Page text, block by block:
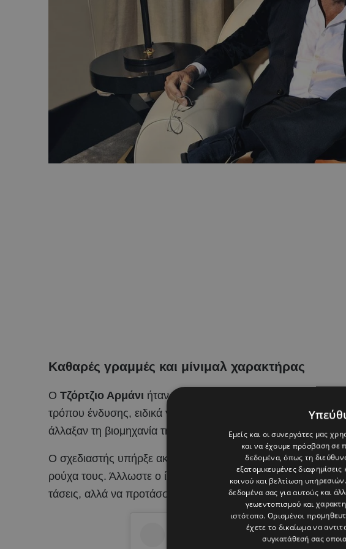
Καθαρές γραμμές και μίνιμαλ χαρακτήρας
Ο Τζόρτζιο Αρμάνι ήταν θρύλος της μόδας, σύμβολο του
τρόπου ένδυσης, ειδικά για τις γυναίκες. Τα ρούχα του, με
άλλαξαν τη βιομηχανία της μόδας.
Ο σχεδιαστής υπήρξε ακτιβιστής υπέρ του δικαιώματος των
ρούχα τους. Άλλωστε ο ίδιος είχε αναφέρει πολλές φορές,
τάσεις, αλλά να προτάσσει την έκφραση της
Εμείς και οι συνεργάτες μας
και να έχουμε πρόσβαση σε
δεδομένα, όπως τη
εξατομικευμένες
κοινού και βελτίωση υπηρεσιών.
δεδομένα σας για αυτούς και
γεωεντοπισμού και
ιστότοπο. Ορισμένοι
έχετε το δικαίωμα να
συγκατάθεσή σας